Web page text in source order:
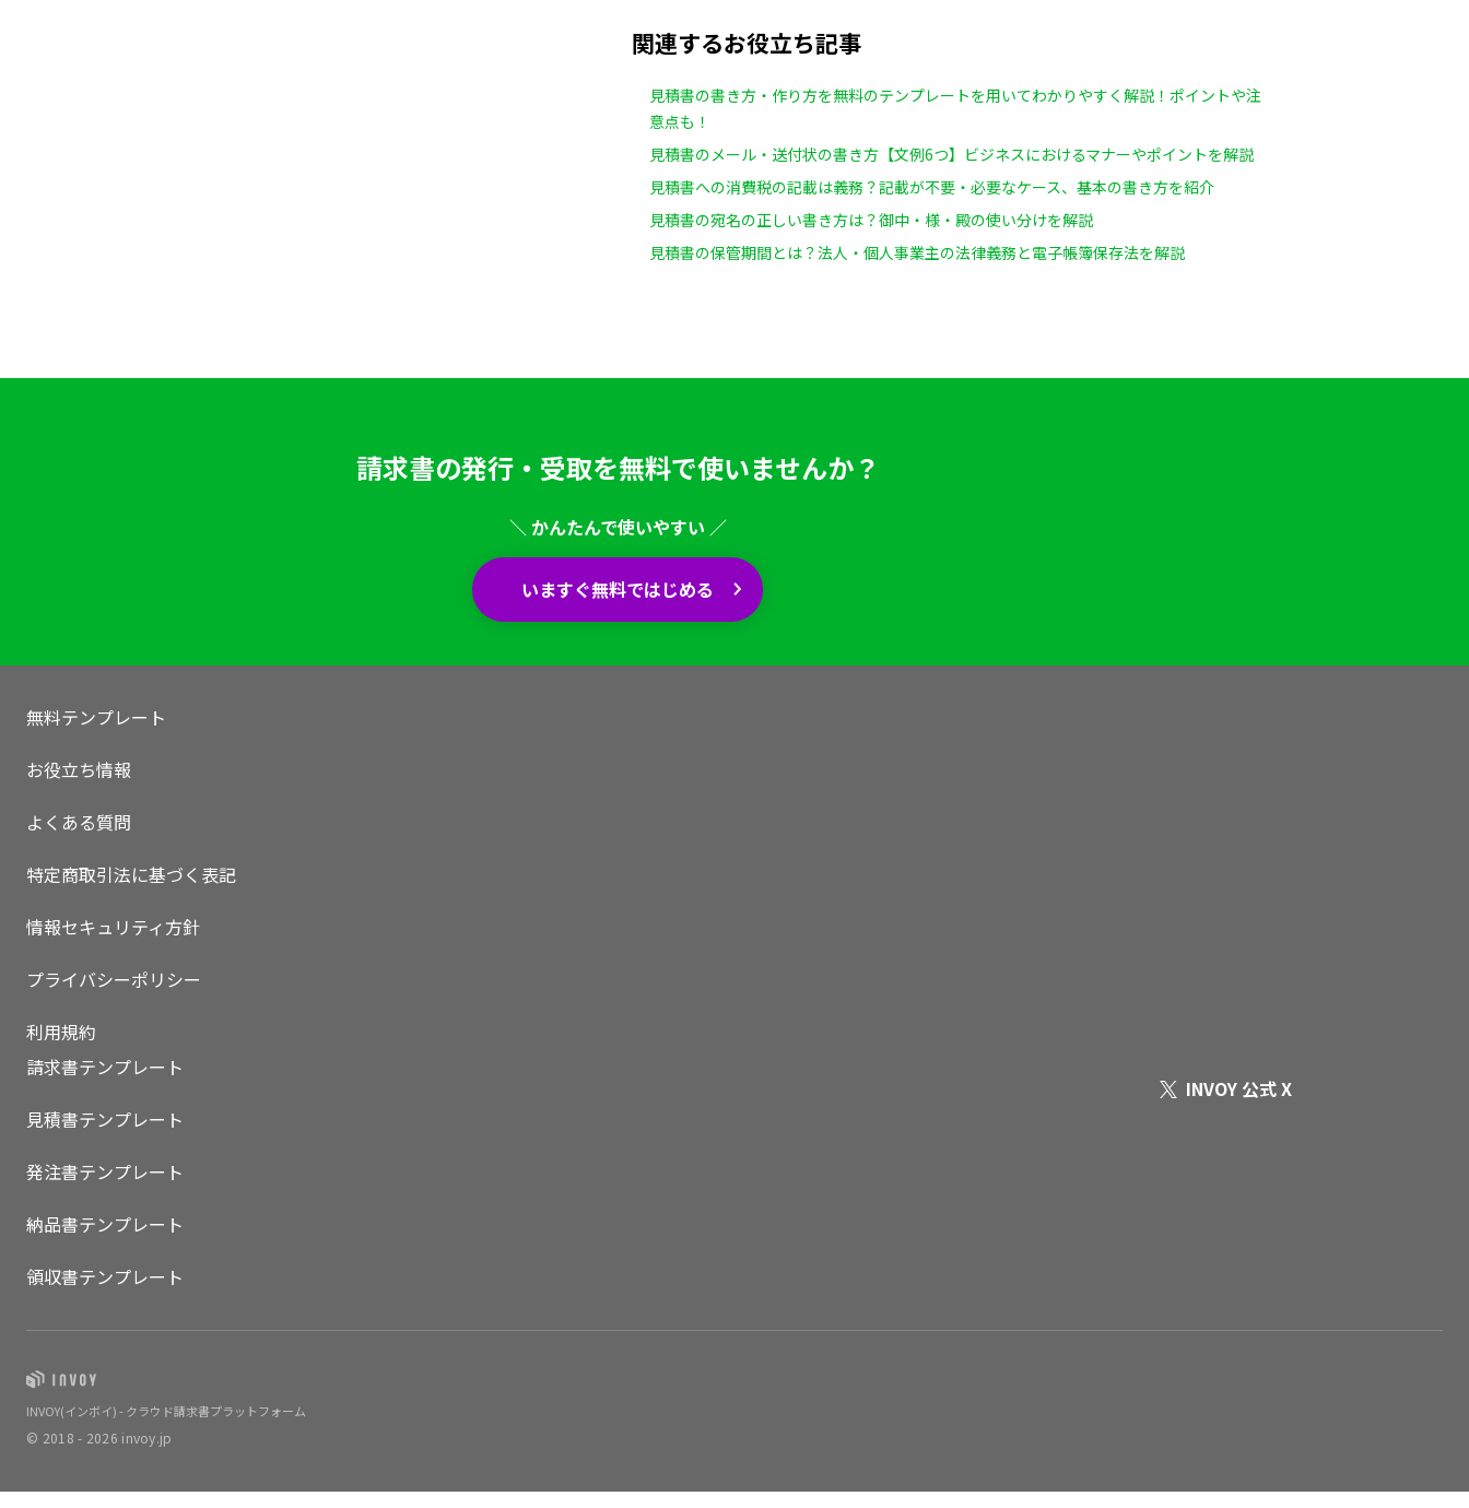
関連するお役立ち記事
見積書の書き方・作り方を無料のテンプレートを用いてわかりやすく解説！ポイントや注
意点も！
見積書のメール・送付状の書き方【文例6つ】ビジネスにおけるマナーやポイントを解説
見積書への消費税の記載は義務？記載が不要・必要なケース、基本の書き方を紹介
見積書の宛名の正しい書き方は？御中・様・殿の使い分けを解説
見積書の保管期間とは？法人・個人事業主の法律義務と電子帳簿保存法を解説
請求書の発行・受取を無料で使いませんか？
＼ かんたんで使いやすい ／
いますぐ無料ではじめる
無料テンプレート
お役立ち情報
よくある質問
特定商取引法に基づく表記
情報セキュリティ方針
プライバシーポリシー
利用規約
請求書テンプレート
見積書テンプレート
発注書テンプレート
納品書テンプレート
領収書テンプレート
INVOY 公式 X
INVOY(インボイ) - クラウド請求書プラットフォーム
© 2018 - 2026 invoy.jp